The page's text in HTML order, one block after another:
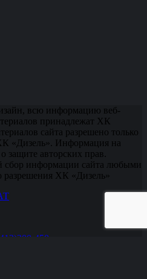
всю информацию веб-
принадлежат ХК
сайта разрешено только
«Дизель». Информация на
защите авторских прав.
сбор информации сайта любыми
разрешения ХК «Дизель»
450.